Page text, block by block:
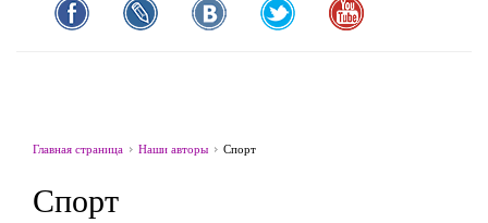
Главная страница Наши авторы Спорт
Спорт